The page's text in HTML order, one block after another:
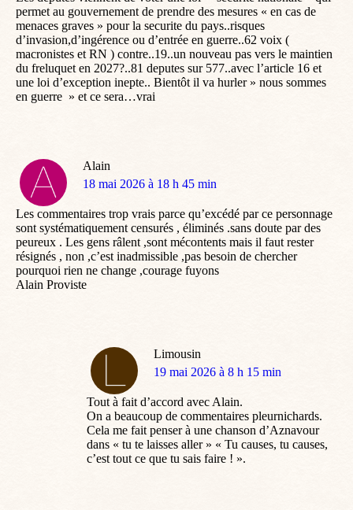
permet au gouvernement de prendre des mesures « en cas de
menaces graves » pour la securite du pays..risques
d’invasion,d’ingérence ou d’entrée en guerre..62 voix (
macronistes et RN ) contre..19..un nouveau pas vers le maintien
du freluquet en 2027?..81 deputes sur 577..avec l’article 16 et
une loi d’exception inepte.. Bientôt il va hurler » nous sommes
en guerre » et ce sera…vrai
Alain
dit
18 mai 2026 à 18 h 45 min
Les commentaires trop vrais parce qu’excédé par ce personnage
sont systématiquement censurés , éliminés .sans doute par des
peureux . Les gens râlent ,sont mécontents mais il faut rester
résignés , non ,c’est inadmissible ,pas besoin de chercher
pourquoi rien ne change ,courage fuyons
Alain Proviste
Limousin
dit
19 mai 2026 à 8 h 15 min
Tout à fait d’accord avec Alain.
On a beaucoup de commentaires pleurnichards.
Cela me fait penser à une chanson d’Aznavour
dans « tu te laisses aller » « Tu causes, tu causes,
c’est tout ce que tu sais faire ! ».